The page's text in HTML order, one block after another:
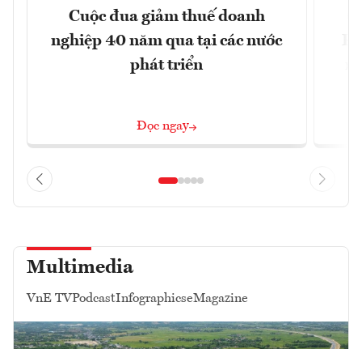
Cuộc đua giảm thuế doanh
nghiệp 40 năm qua tại các nước
phát triển
Đọc ngay
Multimedia
VnE TVPodcastInfographicseMagazine